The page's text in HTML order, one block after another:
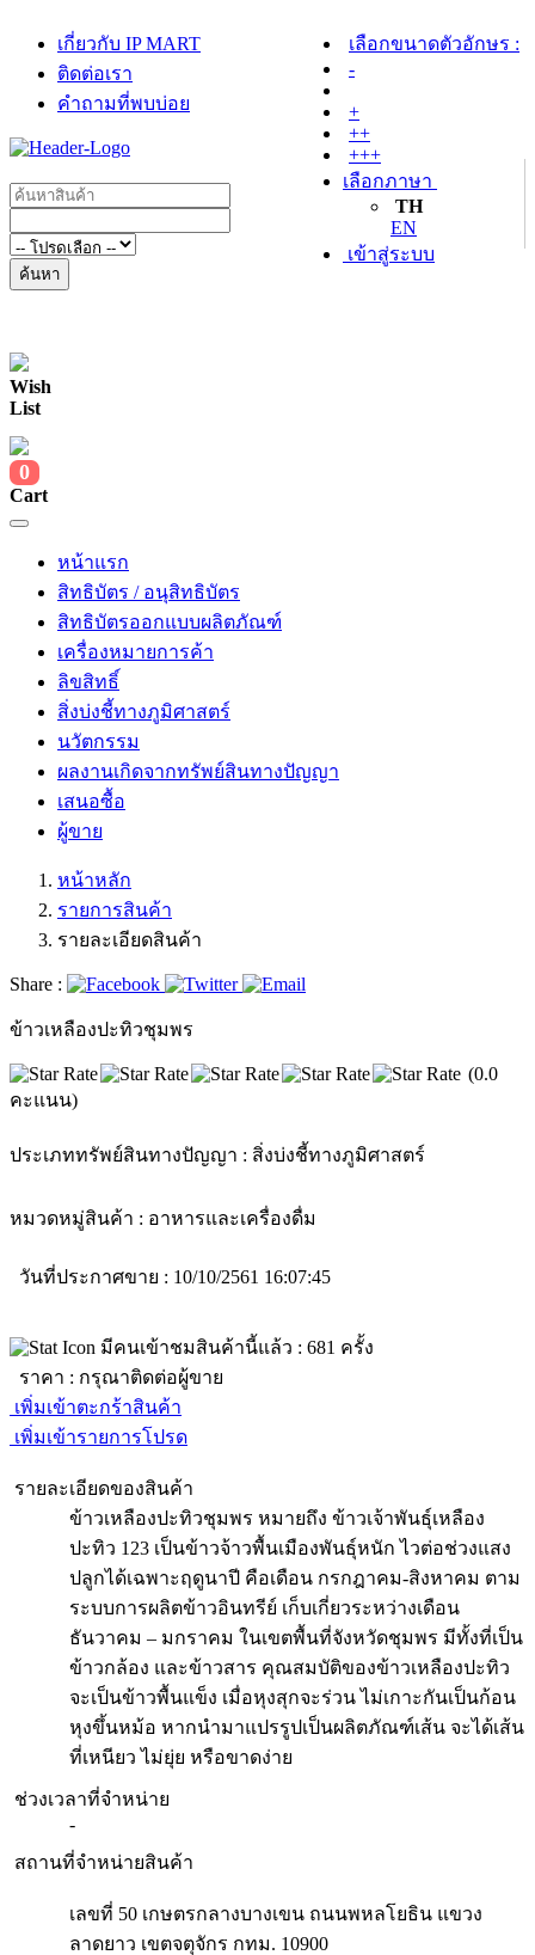
เกี่ยวกับ IP MART
ติดต่อเรา
คำถามที่พบบ่อย
เลือกขนาดตัวอักษร :
-
+
++
+++
เลือกภาษา
TH
EN
เข้าสู่ระบบ
ค้นหา
Wish
List
0
Cart
หน้าแรก
สิทธิบัตร / อนุสิทธิบัตร
สิทธิบัตรออกแบบผลิตภัณฑ์
เครื่องหมายการค้า
ลิขสิทธิ์
สิ่งบ่งชี้ทางภูมิศาสตร์
นวัตกรรม
ผลงานเกิดจากทรัพย์สินทางปัญญา
เสนอซื้อ
ผู้ขาย
หน้าหลัก
รายการสินค้า
รายละเอียดสินค้า
Share :
ข้าวเหลืองปะทิวชุมพร
(0.0
คะแนน)
ประเภททรัพย์สินทางปัญญา : สิ่งบ่งชี้ทางภูมิศาสตร์
หมวดหมู่สินค้า : อาหารและเครื่องดื่ม
วันที่ประกาศขาย : 10/10/2561 16:07:45
มีคนเข้าชมสินค้านี้แล้ว : 681 ครั้ง
ราคา : กรุณาติดต่อผู้ขาย
เพิ่มเข้าตะกร้าสินค้า
เพิ่มเข้ารายการโปรด
รายละเอียดของสินค้า
ข้าวเหลืองปะทิวชุมพร หมายถึง ข้าวเจ้าพันธุ์เหลือง
ปะทิว 123 เป็นข้าวจ้าวพื้นเมืองพันธุ์หนัก ไวต่อช่วงแสง
ปลูกได้เฉพาะฤดูนาปี คือเดือน กรกฎาคม-สิงหาคม ตาม
ระบบการผลิตข้าวอินทรีย์ เก็บเกี่ยวระหว่างเดือน
ธันวาคม – มกราคม ในเขตพื้นที่จังหวัดชุมพร มีทั้งที่เป็น
ข้าวกล้อง และข้าวสาร คุณสมบัติของข้าวเหลืองปะทิว
จะเป็นข้าวพื้นแข็ง เมื่อหุงสุกจะร่วน ไม่เกาะกันเป็นก้อน
หุงขึ้นหม้อ หากนำมาแปรรูปเป็นผลิตภัณฑ์เส้น จะได้เส้น
ที่เหนียว ไม่ยุ่ย หรือขาดง่าย
ช่วงเวลาที่จำหน่าย
-
สถานที่จำหน่ายสินค้า
เลขที่ 50 เกษตรกลางบางเขน ถนนพหลโยธิน แขวง
ลาดยาว เขตจตุจักร กทม. 10900